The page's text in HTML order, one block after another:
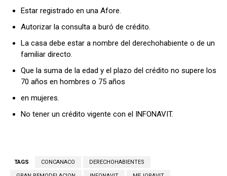
Estar registrado en una Afore.
Autorizar la consulta a buró de crédito.
La casa debe estar a nombre del derechohabiente o de un
familiar directo.
Que la suma de la edad y el plazo del crédito no supere los
70 años en hombres o 75 años
en mujeres.
No tener un crédito vigente con el INFONAVIT.
TAGS CONCANACO DERECHOHABIENTES